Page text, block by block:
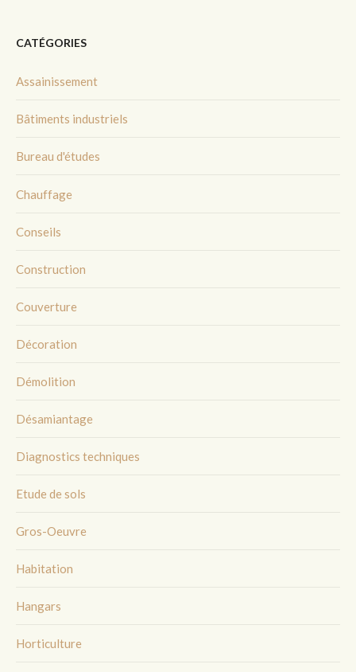
CATÉGORIES
Assainissement
Bâtiments industriels
Bureau d'études
Chauffage
Conseils
Construction
Couverture
Décoration
Démolition
Désamiantage
Diagnostics techniques
Etude de sols
Gros-Oeuvre
Habitation
Hangars
Horticulture